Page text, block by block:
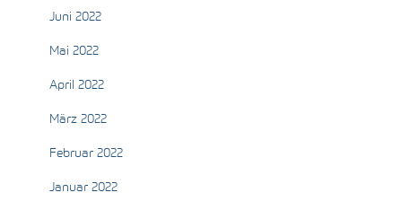
Juni 2022
Mai 2022
April 2022
März 2022
Februar 2022
Januar 2022